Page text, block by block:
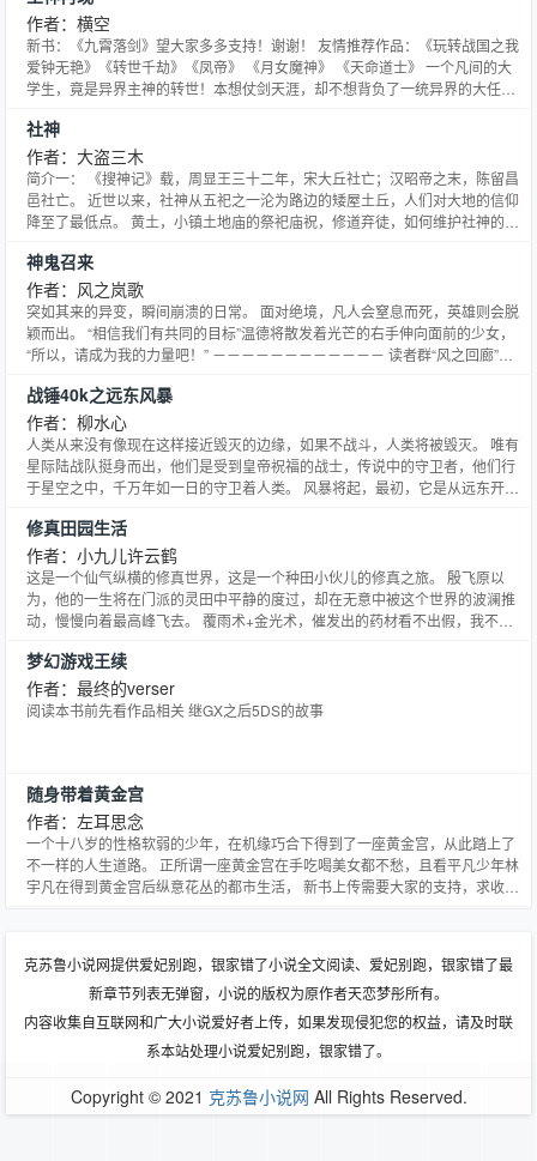
李若彤，李嘉欣，周慧敏，杨幂，刘诗诗，艾薇儿，其
作者：横空
新书：《九霄落剑》望大家多多支持！谢谢！ 友情推荐作品：《玩转战国之我
爱钟无艳》《转世千劫》《凤帝》 《月女魔神》 《天命道士》 一个凡间的大
学生，竟是异界主神的转世！本想仗剑天涯，却不想背负了一统异界的大任，
师，现代的高科技等等参战，谢谢支持！ 在移动手机阅读平台上使用的名称为
《主神再现：异界决战天下》
社神
作者：大盗三木
简介一： 《搜神记》载，周显王三十二年，宋大丘社亡；汉昭帝之末，陈留昌
邑社亡。 近世以来，社神从五祀之一沦为路边的矮屋土丘，人们对大地的信仰
降至了最低点。 黄土，小镇土地庙的祭祀庙祝，修道弃徒，如何维护社神的荣
渎！ 简介二： 好多美女和妖怪…… QQ群：91516509希望能多多交流
神鬼召来
作者：风之岚歌
突如其来的异变，瞬间崩溃的日常。 面对绝境，凡人会窒息而死，英雄则会脱
颖而出。 “相信我们有共同的目标”温德将散发着光芒的右手伸向面前的少女，
“所以，请成为我的力量吧！” －－－－－－－－－－－－ 读者群“风之回廊”
战锤40k之远东风暴
作者：柳水心
人类从来没有像现在这样接近毁灭的边缘，如果不战斗，人类将被毁灭。 唯有
星际陆战队挺身而出，他们是受到皇帝祝福的战士，传说中的守卫者，他们行
于星空之中，千万年如一日的守卫着人类。 风暴将起，最初，它是从远东开始
同之下。
修真田园生活
作者：小九儿许云鹤
这是一个仙气纵横的修真世界，这是一个种田小伙儿的修真之旅。 殷飞原以
为，他的一生将在门派的灵田中平静的度过，却在无意中被这个世界的波澜推
动，慢慢向着最高峰飞去。 覆雨术+金光术，催发出的药材看不出假，我不是
梦幻游戏王续
作者：最终的verser
阅读本书前先看作品相关 继GX之后5DS的故事
随身带着黄金宫
作者：左耳思念
一个十八岁的性格软弱的少年，在机缘巧合下得到了一座黄金宫，从此踏上了
不一样的人生道路。 正所谓一座黄金宫在手吃喝美女都不愁，且看平凡少年林
宇凡在得到黄金宫后纵意花丛的都市生活， 新书上传需要大家的支持，求收藏
克苏鲁小说网提供爱妃别跑，银家错了小说全文阅读、爱妃别跑，银家错了最
新章节列表无弹窗，小说的版权为原作者天恋梦彤所有。
内容收集自互联网和广大小说爱好者上传，如果发现侵犯您的权益，请及时联
系本站处理小说爱妃别跑，银家错了。
Copyright © 2021 克苏鲁小说网 All Rights Reserved.